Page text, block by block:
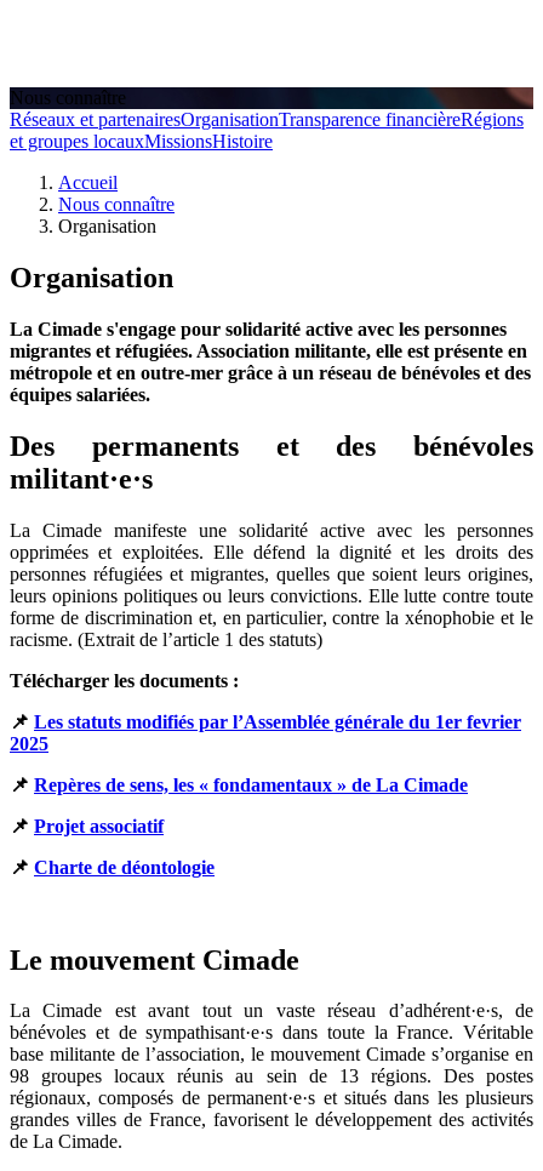
Nous connaître
Réseaux et partenairesOrganisationTransparence financièreRégions
et groupes locauxMissionsHistoire
Accueil
Nous connaître
Organisation
Organisation
La Cimade s'engage pour solidarité active avec les personnes
migrantes et réfugiées. Association militante, elle est présente en
métropole et en outre-mer grâce à un réseau de bénévoles et des
équipes salariées.
Des permanents et des bénévoles
militant·e·s
La Cimade manifeste une solidarité active avec les personnes
opprimées et exploitées. Elle défend la dignité et les droits des
personnes réfugiées et migrantes, quelles que soient leurs origines,
leurs opinions politiques ou leurs convictions. Elle lutte contre toute
forme de discrimination et, en particulier, contre la xénophobie et le
racisme. (Extrait de l’article 1 des statuts)
Télécharger les documents :
📌 Les statuts modifiés par l’Assemblée générale du 1er fevrier
2025
📌 Repères de sens, les « fondamentaux » de La Cimade
📌 Projet associatif
📌 Charte de déontologie
Le mouvement Cimade
La Cimade est avant tout un vaste réseau d’adhérent·e·s, de
bénévoles et de sympathisant·e·s dans toute la France. Véritable
base militante de l’association, le mouvement Cimade s’organise en
98 groupes locaux réunis au sein de 13 régions. Des postes
régionaux, composés de permanent·e·s et situés dans les plusieurs
grandes villes de France, favorisent le développement des activités
de La Cimade.